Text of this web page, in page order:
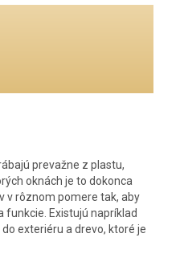
prevažne z plastu,
oknách je to dokonca
v rôznom pomere tak, aby
funkcie. Existujú napríklad
exteriéru a drevo, ktoré je